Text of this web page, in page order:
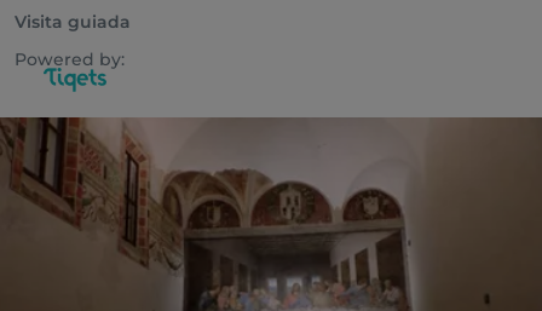
Visita guiada
Powered by: